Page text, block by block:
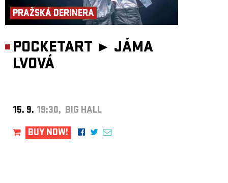
PRAŽSKÁ DERINERA
POCKETART ► JÁMA
LVOVÁ
15. 9. 19:30, BIG HALL
BUY NOW!